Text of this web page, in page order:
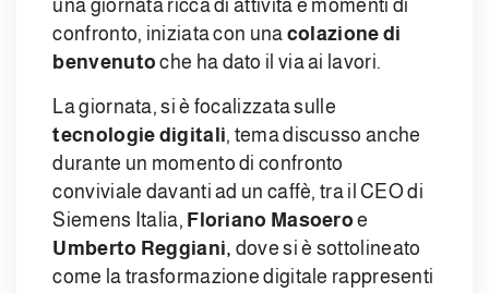
una giornata ricca di attività e momenti di
confronto, iniziata con una colazione di
benvenuto che ha dato il via ai lavori.
La giornata, si è focalizzata sulle
tecnologie digitali, tema discusso anche
durante un momento di confronto
conviviale davanti ad un caffè, tra il CEO di
Siemens Italia, Floriano Masoero e
Umberto Reggiani, dove si è sottolineato
come la trasformazione digitale rappresenti